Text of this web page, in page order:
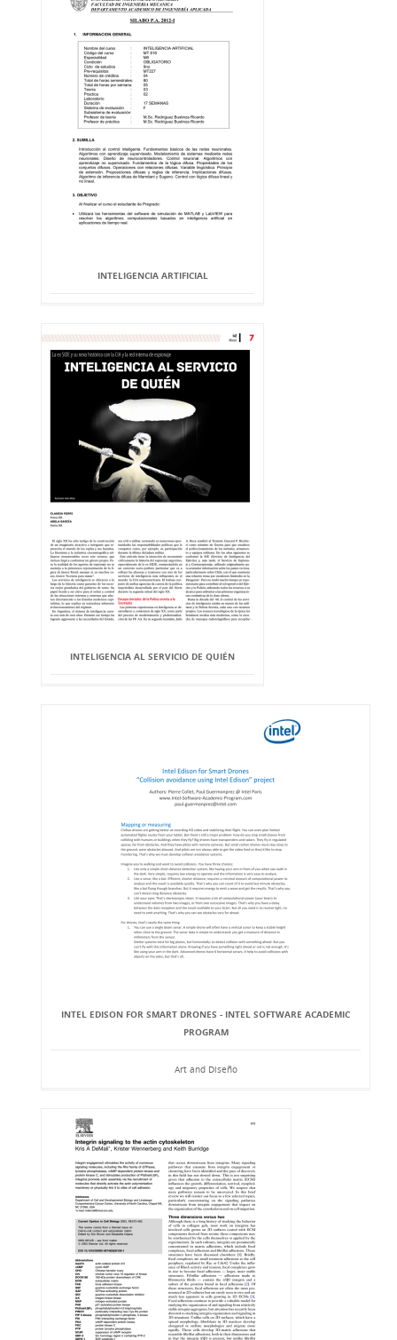
INTELIGENCIA ARTIFICIAL
INTELIGENCIA AL SERVICIO DE QUIÉN
INTEL EDISON FOR SMART DRONES - INTEL SOFTWARE ACADEMIC
PROGRAM
Art and Diseño